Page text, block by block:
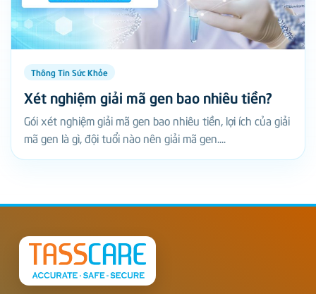
Thông Tin Sức Khỏe
Xét nghiệm giải mã gen bao nhiêu tiền?
Gói xét nghiệm giải mã gen bao nhiêu tiền, lợi ích của giải
mã gen là gì, đội tuổi nào nên giải mã gen....